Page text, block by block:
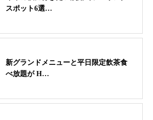
スポット6選…
新グランドメニューと平日限定飲茶食
べ放題が H…